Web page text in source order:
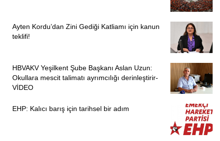
Ayten Kordu’dan Zini Gediği Katliamı için kanun
teklifi!
HBVAKV Yeşilkent Şube Başkanı Aslan Uzun:
Okullara mescit talimatı ayrımcılığı derinleştirir-
VİDEO
EHP: Kalıcı barış için tarihsel bir adım